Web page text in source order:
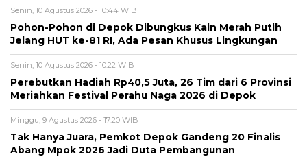
Senin, 10 Agustus 2026 - 10:44 WIB
Pohon-Pohon di Depok Dibungkus Kain Merah Putih
Jelang HUT ke-81 RI, Ada Pesan Khusus Lingkungan
Senin, 10 Agustus 2026 - 10:22 WIB
Perebutkan Hadiah Rp40,5 Juta, 26 Tim dari 6 Provinsi
Meriahkan Festival Perahu Naga 2026 di Depok
Minggu, 9 Agustus 2026 - 17:20 WIB
Tak Hanya Juara, Pemkot Depok Gandeng 20 Finalis
Abang Mpok 2026 Jadi Duta Pembangunan